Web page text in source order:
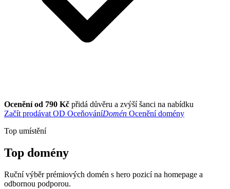
Ocenění od 790 Kč přidá důvěru a zvýší šanci na nabídku
Začít prodávat OD OceňováníDomén Ocenění domény
Top umístění
Top domény
Ruční výběr prémiových domén s hero pozicí na homepage a
odbornou podporou.